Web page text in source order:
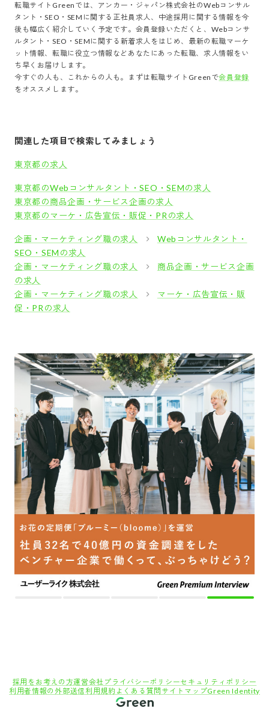
転職サイトGreenでは、 アンカー・ジャパン株式会社のWebコンサル
タント・SEO・SEM に関する正社員求人、中途採用に関する情報を今
後も幅広く紹介していく予定です。会員登録いただくと、 Webコンサ
ルタント・SEO・SEM に関する新着求人をはじめ、最新の転職マーケ
ット情報、転職に役立つ情報などあなたにあった転職、求人情報をい
ち早くお届けします。
今すぐの人も、これからの人も。まずは転職サイトGreenで会員登録
をオススメします。
関連した項目で検索してみましょう
東京都の求人
東京都のWebコンサルタント・SEO・SEMの求人
東京都の商品企画・サービス企画の求人
東京都のマーケ・広告宣伝・販促・PRの求人
企画・マーケティング職の求人
Webコンサルタント・
SEO・SEMの求人
企画・マーケティング職の求人
商品企画・サービス企画
の求人
企画・マーケティング職の求人
マーケ・広告宣伝・販
促・PRの求人
採用をお考えの方運営会社 プライバシーポリシーセキュリティポリシー
利用者情報の外部送信利用規約 よくある質問 サイトマップGreen Identity